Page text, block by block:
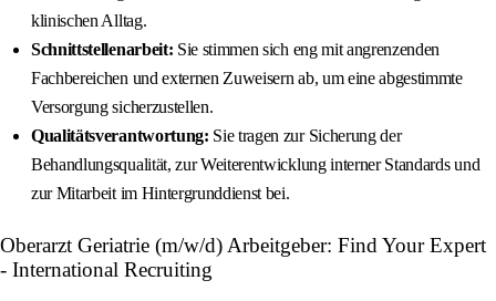
klinischen Alltag.
Schnittstellenarbeit: Sie stimmen sich eng mit angrenzenden
Fachbereichen und externen Zuweisern ab, um eine abgestimmte
Versorgung sicherzustellen.
Qualitätsverantwortung: Sie tragen zur Sicherung der
Behandlungsqualität, zur Weiterentwicklung interner Standards und
zur Mitarbeit im Hintergrunddienst bei.
Oberarzt Geriatrie (m/w/d) Arbeitgeber: Find Your Expert
- International Recruiting